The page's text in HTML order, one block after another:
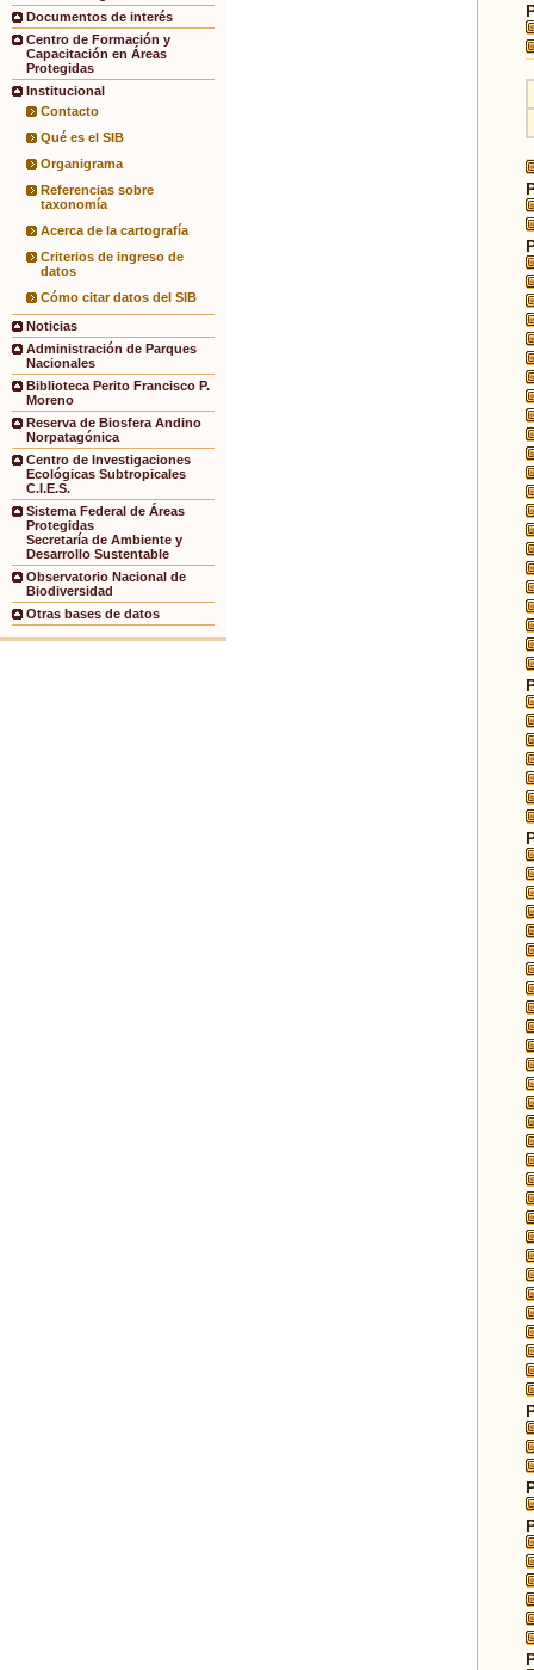
Documentos de interés
Centro de Formación y
Capacitación en Áreas
Protegidas
Institucional
Contacto
Qué es el SIB
Organigrama
Referencias sobre
taxonomía
Acerca de la cartografía
Criterios de ingreso de
datos
Cómo citar datos del SIB
Noticias
Administración de Parques
Nacionales
Biblioteca Perito Francisco P.
Moreno
Reserva de Biosfera Andino
Norpatagónica
Centro de Investigaciones
Ecológicas Subtropicales
C.I.E.S.
Sistema Federal de Áreas
Protegidas
Secretaría de Ambiente y
Desarrollo Sustentable
Observatorio Nacional de
Biodiversidad
Otras bases de datos